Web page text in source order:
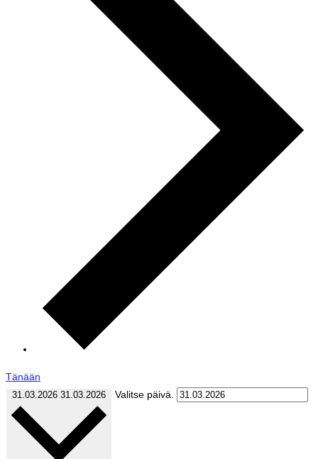
Tänään
31.03.2026 31.03.2026 Valitse päivä.